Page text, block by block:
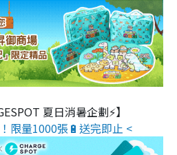
夏日消暑企劃⚡】
限量1000張🔋送完即止 <